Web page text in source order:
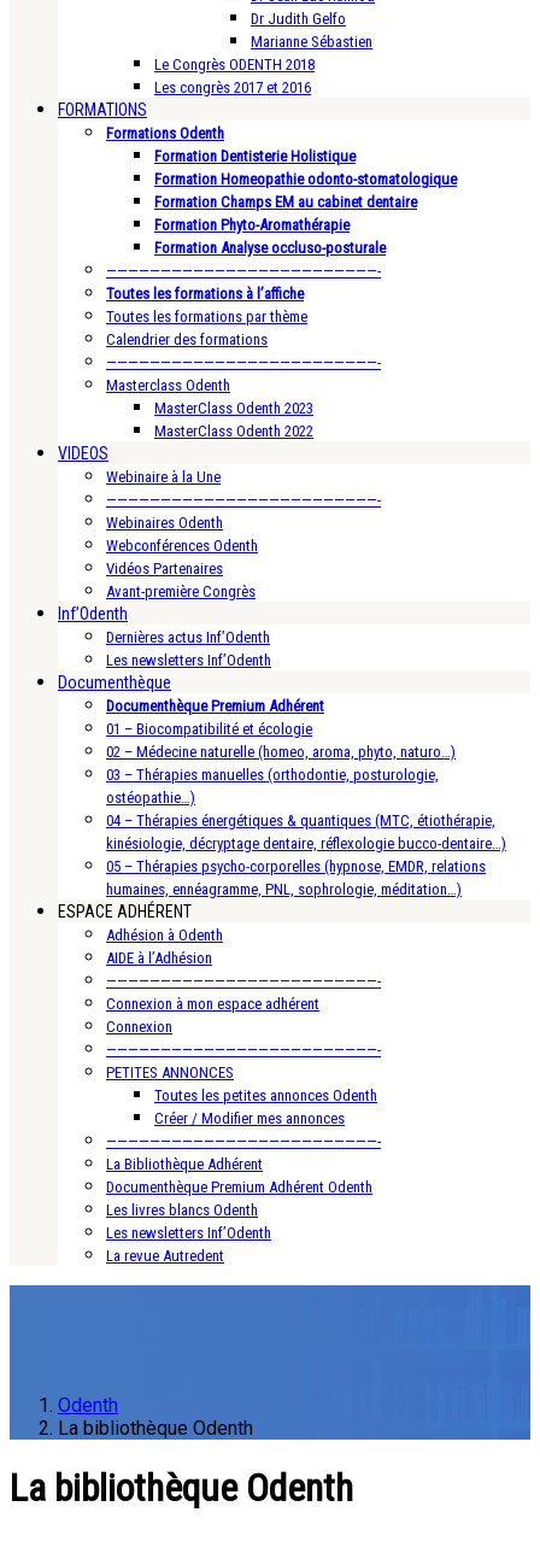
Dr Judith Gelfo
Marianne Sébastien
Le Congrès ODENTH 2018
Les congrès 2017 et 2016
FORMATIONS
Formations Odenth
Formation Dentisterie Holistique
Formation Homeopathie odonto-stomatologique
Formation Champs EM au cabinet dentaire
Formation Phyto-Aromathérapie
Formation Analyse occluso-posturale
—————————————————————————-
Toutes les formations à l’affiche
Toutes les formations par thème
Calendrier des formations
—————————————————————————-
Masterclass Odenth
MasterClass Odenth 2023
MasterClass Odenth 2022
VIDEOS
Webinaire à la Une
—————————————————————————-
Webinaires Odenth
Webconférences Odenth
Vidéos Partenaires
Avant-première Congrès
Inf’Odenth
Dernières actus Inf’Odenth
Les newsletters Inf’Odenth
Documenthèque
Documenthèque Premium Adhérent
01 – Biocompatibilité et écologie
02 – Médecine naturelle (homeo, aroma, phyto, naturo…)
03 – Thérapies manuelles (orthodontie, posturologie,
ostéopathie…)
04 – Thérapies énergétiques & quantiques (MTC, étiothérapie,
kinésiologie, décryptage dentaire, réflexologie bucco-dentaire…)
05 – Thérapies psycho-corporelles (hypnose, EMDR, relations
humaines, ennéagramme, PNL, sophrologie, méditation…)
ESPACE ADHÉRENT
Adhésion à Odenth
AIDE à l’Adhésion
—————————————————————————-
Connexion à mon espace adhérent
Connexion
—————————————————————————-
PETITES ANNONCES
Toutes les petites annonces Odenth
Créer / Modifier mes annonces
—————————————————————————-
La Bibliothèque Adhérent
Documenthèque Premium Adhérent Odenth
Les livres blancs Odenth
Les newsletters Inf’Odenth
La revue Autredent
Odenth
La bibliothèque Odenth
La bibliothèque Odenth